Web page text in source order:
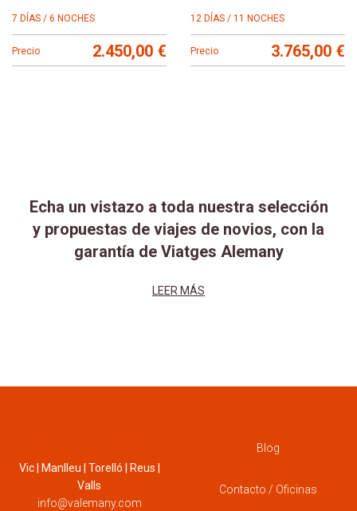
Echa un vistazo a toda nuestra selección
y propuestas de viajes de novios, con la
garantía de Viatges Alemany
LEER MÁS
7 DÍAS / 6 NOCHES
Precio 2.450,00 €
12 DÍAS / 11 NOCHES
Precio 3.765,00 €
Vic | Manlleu | Torelló | Reus |
Valls
info@valemany.com
Blog
Contacto / Oficinas